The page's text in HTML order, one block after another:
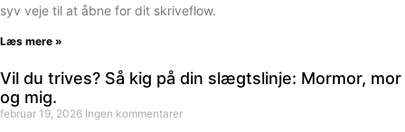
syv veje til at åbne for dit skriveflow.
Læs mere »
Vil du trives? Så kig på din slægtslinje: Mormor, mor
og mig.
februar 19, 2026 Ingen kommentarer